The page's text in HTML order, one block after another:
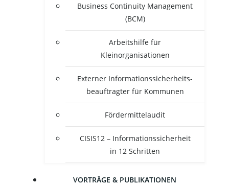
Busi­ness Con­ti­nui­ty Manage­ment
(BCM)
Arbeits­hil­fe für
Kleinorganisationen
Exter­ner Infor­ma­ti­ons­si­cher­heits­
be­auf­trag­ter für Kommunen
För­der­mit­tel­au­dit
CISIS12 – Infor­ma­ti­ons­si­cher­heit
in 12 Schritten
VOR­TRÄ­GE & PUBLIKATIONEN